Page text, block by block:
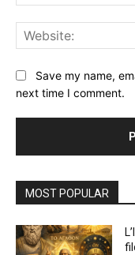
Save my name,
next time I comment.
MOST POPULAR